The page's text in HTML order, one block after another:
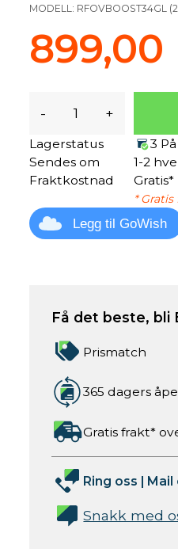
MODELL: RFOVBOOST34GL (
899,00
- +
Lagerstatus
3
Sendes om
1-2
Fraktkostnad
Gratis*
*
Legg til GoWish
Få det beste, bli
Prismatch
365 dagers
Gratis frakt*
Ring oss | Mail
Snakk med